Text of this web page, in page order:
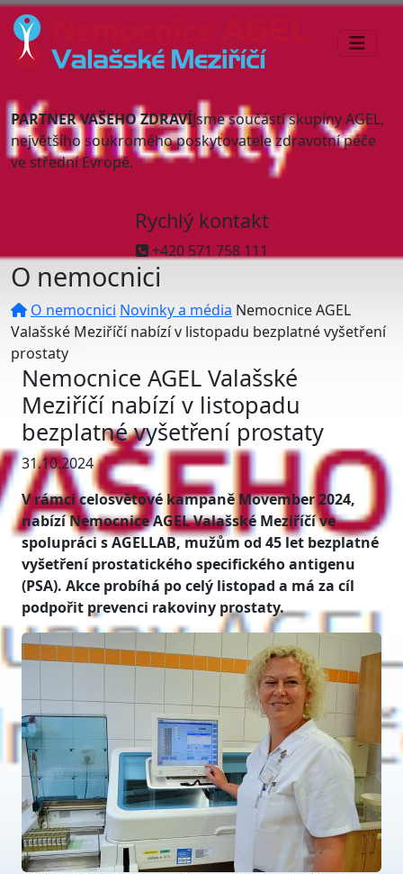
PARTNER VAŠEHO ZDRAVÍJsme součástí skupiny AGEL,
největšího soukromého poskytovatele zdravotní péče
ve střední Evropě.
Rychlý kontakt
+420 571 758 111
O nemocnici
O nemocnici Novinky a média Nemocnice AGEL
Valašské Meziříčí nabízí v listopadu bezplatné vyšetření
prostaty
Nemocnice AGEL Valašské
Meziříčí nabízí v listopadu
bezplatné vyšetření prostaty
31.10.2024
V rámci celosvětové kampaně Movember 2024,
nabízí Nemocnice AGEL Valašské Meziříčí ve
spolupráci s AGELLAB, mužům od 45 let bezplatné
vyšetření prostatického specifického antigenu
(PSA). Akce probíhá po celý listopad a má za cíl
podpořit prevenci rakoviny prostaty.